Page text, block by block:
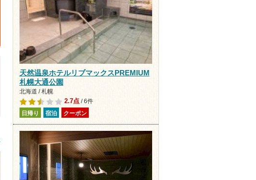
天然温泉ホテルリブマックスPREMIUM
札幌大通公園
北海道 / 札幌
2.7点/ 6件
日帰り 宿泊 クーポン